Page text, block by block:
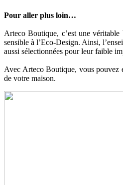
Pour aller plus loin…
Arteco Boutique, c’est une
sensible à l’Eco-Design. Ainsi,
aussi sélectionnées pour leur faible
Avec Arteco Boutique, vous pouvez
de votre maison.